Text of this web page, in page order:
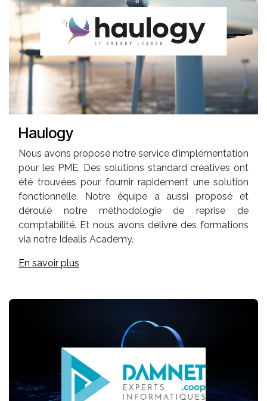
Haulogy
Nous avons proposé notre service d’implémentation
pour les PME. Des solutions standard créatives ont
été trouvées pour fournir rapidement une solution
fonctionnelle. Notre équipe a aussi proposé et
déroulé notre méthodologie de reprise de
comptabilité. Et nous avons délivré des formations
via notre Idealis Academy.
En savoir plus